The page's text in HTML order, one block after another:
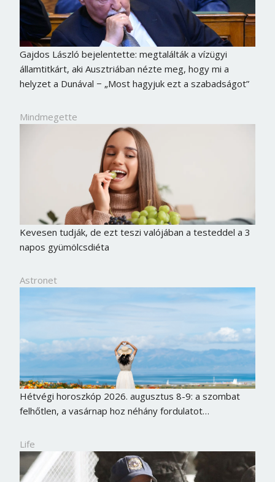
Gajdos László bejelentette: megtalálták a vízügyi
államtitkárt, aki Ausztriában nézte meg, hogy mi a
helyzet a Dunával − „Most hagyjuk ezt a szabadságot”
Mindmegette
Kevesen tudják, de ezt teszi valójában a testeddel a 3
napos gyümölcsdiéta
Astronet
Hétvégi horoszkóp 2026. augusztus 8-9: a szombat
felhőtlen, a vasárnap hoz néhány fordulatot…
Life
Borsonline bejelentkezés
E-mail cím vagy felhasználónév